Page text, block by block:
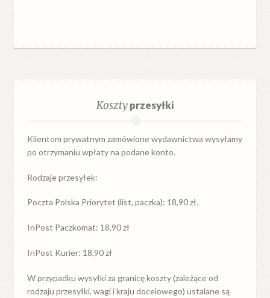
Kosztyprzesyłki
Klientom prywatnym zamówione wydawnictwa wysyłamy
po otrzymaniu wpłaty na podane konto.
Rodzaje przesyłek:
Poczta Polska Priorytet (list, paczka): 18,90 zł.
InPost Paczkomat: 18,90 zł
InPost Kurier: 18,90 zł
W przypadkuwysyłkiza granicękoszty (zależące od
rodzaju przesyłki, wagi i kraju docelowego) ustalane są